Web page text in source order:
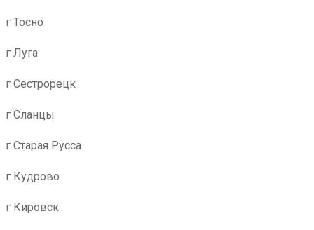
г Тосно
г Луга
г Сестрорецк
г Сланцы
г Старая Русса
г Кудрово
г Кировск